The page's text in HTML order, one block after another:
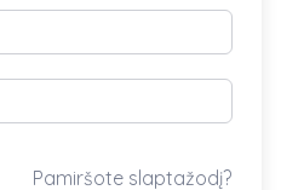
Pamiršote slaptažodį?